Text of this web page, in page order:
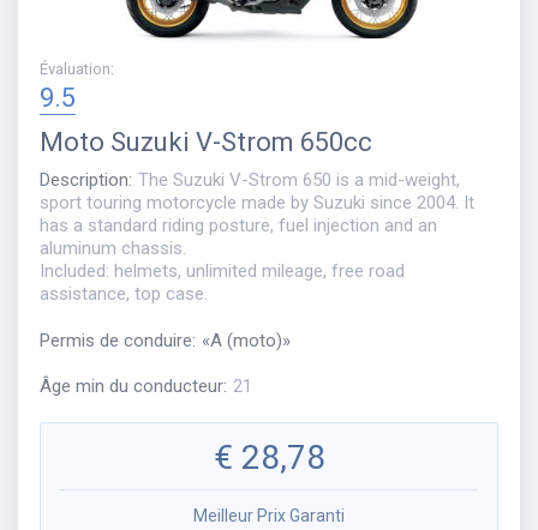
Évaluation:
9.5
Moto Suzuki V-Strom 650cc
Description: The Suzuki V-Strom 650 is a mid-weight,
sport touring motorcycle made by Suzuki since 2004. It
has a standard riding posture, fuel injection and an
aluminum chassis.
Included: helmets, unlimited mileage, free road
assistance, top case.
Permis de conduire: «A (moto)»
Âge min du conducteur: 21
€ 28,78
Meilleur Prix Garanti